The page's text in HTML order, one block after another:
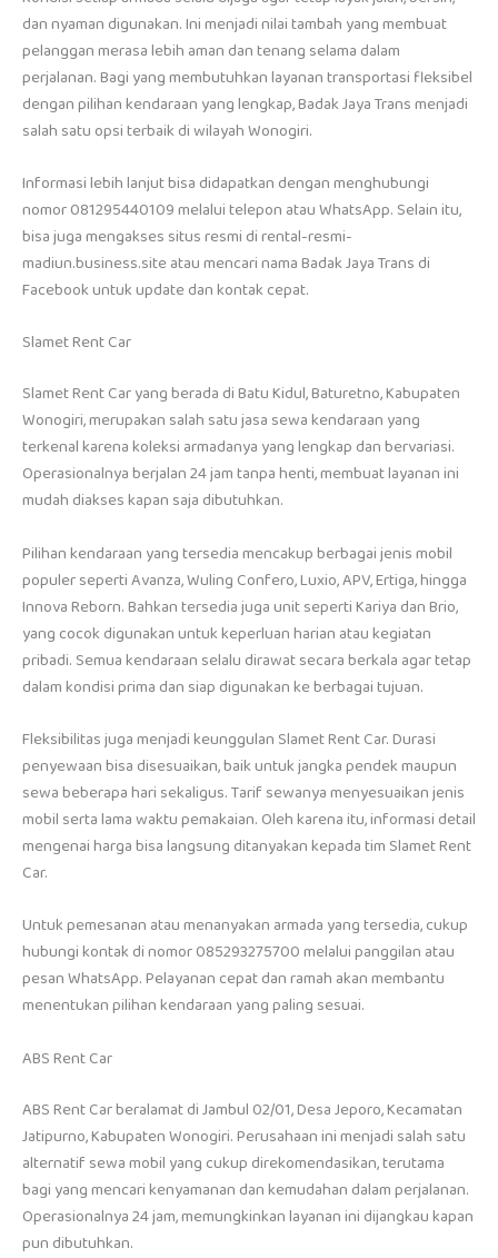
dan nyaman digunakan. Ini menjadi nilai tambah yang membuat
pelanggan merasa lebih aman dan tenang selama dalam
perjalanan. Bagi yang membutuhkan layanan transportasi fleksibel
dengan pilihan kendaraan yang lengkap, Badak Jaya Trans menjadi
salah satu opsi terbaik di wilayah Wonogiri.
Informasi lebih lanjut bisa didapatkan dengan menghubungi
nomor 081295440109 melalui telepon atau WhatsApp. Selain itu,
bisa juga mengakses situs resmi di rental-resmi-
madiun.business.site atau mencari nama Badak Jaya Trans di
Facebook untuk update dan kontak cepat.
Slamet Rent Car
Slamet Rent Car yang berada di Batu Kidul, Baturetno, Kabupaten
Wonogiri, merupakan salah satu jasa sewa kendaraan yang
terkenal karena koleksi armadanya yang lengkap dan bervariasi.
Operasionalnya berjalan 24 jam tanpa henti, membuat layanan ini
mudah diakses kapan saja dibutuhkan.
Pilihan kendaraan yang tersedia mencakup berbagai jenis mobil
populer seperti Avanza, Wuling Confero, Luxio, APV, Ertiga, hingga
Innova Reborn. Bahkan tersedia juga unit seperti Kariya dan Brio,
yang cocok digunakan untuk keperluan harian atau kegiatan
pribadi. Semua kendaraan selalu dirawat secara berkala agar tetap
dalam kondisi prima dan siap digunakan ke berbagai tujuan.
Fleksibilitas juga menjadi keunggulan Slamet Rent Car. Durasi
penyewaan bisa disesuaikan, baik untuk jangka pendek maupun
sewa beberapa hari sekaligus. Tarif sewanya menyesuaikan jenis
mobil serta lama waktu pemakaian. Oleh karena itu, informasi detail
mengenai harga bisa langsung ditanyakan kepada tim Slamet Rent
Car.
Untuk pemesanan atau menanyakan armada yang tersedia, cukup
hubungi kontak di nomor 085293275700 melalui panggilan atau
pesan WhatsApp. Pelayanan cepat dan ramah akan membantu
menentukan pilihan kendaraan yang paling sesuai.
ABS Rent Car
ABS Rent Car beralamat di Jambul 02/01, Desa Jeporo, Kecamatan
Jatipurno, Kabupaten Wonogiri. Perusahaan ini menjadi salah satu
alternatif sewa mobil yang cukup direkomendasikan, terutama
bagi yang mencari kenyamanan dan kemudahan dalam perjalanan.
Operasionalnya 24 jam, memungkinkan layanan ini dijangkau kapan
pun dibutuhkan.